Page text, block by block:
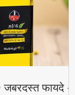
फायदे -